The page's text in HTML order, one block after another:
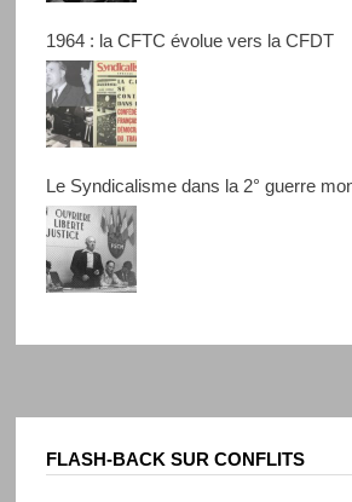
1964 : la CFTC évolue vers la CFDT
Le Syndicalisme dans la 2° guerre
FLASH-BACK SUR CONFLITS